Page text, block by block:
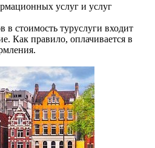
услуг и услуг
в стоимость туруслуги входит
Как правило, оплачивается в